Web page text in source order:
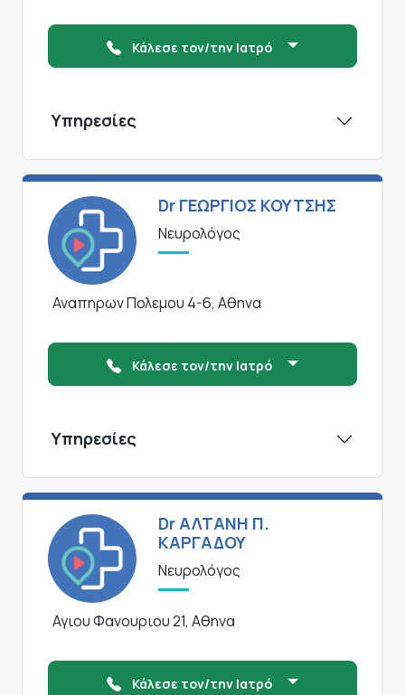
Κάλεσε τον/την Ιατρό
Υπηρεσίες
Dr ΓΕΩΡΓΙΟΣ ΚΟΥΤΣΗΣ
Νευρολόγος
Αναπηρων Πολεμου 4-6, Αθηνα
Κάλεσε τον/την Ιατρό
Υπηρεσίες
Dr ΑΛΤΑΝΗ Π.
ΚΑΡΓΑΔΟΥ
Νευρολόγος
Αγιου Φανουριου 21, Αθηνα
Κάλεσε τον/την Ιατρό